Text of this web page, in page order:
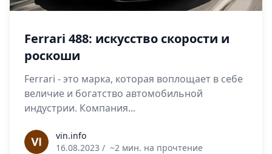
Ferrari 488: искусство скорости и
роскоши
Ferrari - это марка, которая воплощает в себе
величие и богатство автомобильной
индустрии. Компания...
vin.infovin.info
16.08.2023 / ~2 мин. на прочтение